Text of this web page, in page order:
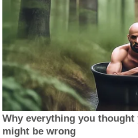
Why everything you
might be wrong